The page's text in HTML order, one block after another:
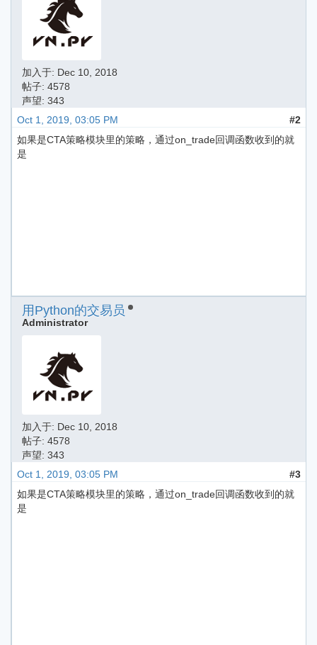
加入于: Dec 10, 2018
帖子: 4578
声望: 343
Oct 1, 2019, 03:05 PM
#2
如果是CTA策略模块里的策略，通过on_trade回调函数收到的就
是
用Python的交易员
Administrator
加入于: Dec 10, 2018
帖子: 4578
声望: 343
Oct 1, 2019, 03:05 PM
#3
如果是CTA策略模块里的策略，通过on_trade回调函数收到的就
是